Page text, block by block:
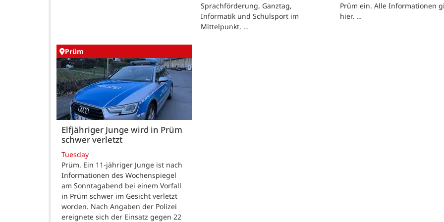
Sprachförderung, Ganztag,
Informatik und Schulsport im
Mittelpunkt. …
Prüm ein. Alle Informationen
hier. …
Prüm
Elfjähriger Junge wird in Prüm
schwer verletzt
Tuesday
Prüm. Ein 11-jähriger Junge ist nach
Informationen des Wochenspiegel
am Sonntagabend bei einem Vorfall
in Prüm schwer im Gesicht verletzt
worden. Nach Angaben der Polizei
ereignete sich der Einsatz gegen 22